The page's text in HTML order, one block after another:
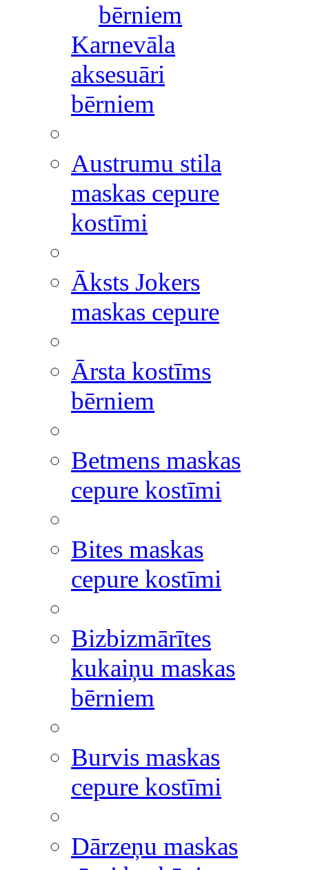
bērniem
Karnevāla
aksesuāri
bērniem
Austrumu stila
maskas cepure
kostīmi
Āksts Jokers
maskas cepure
Ārsta kostīms
bērniem
Betmens maskas
cepure kostīmi
Bites maskas
cepure kostīmi
Bizbizmārītes
kukaiņu maskas
bērniem
Burvis maskas
cepure kostīmi
Dārzeņu maskas